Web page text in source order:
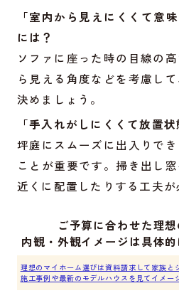
「室内から見えにくくて意
には？
ソファに座った時の目線の
ら見える角度などを考慮し
決めましょう。
「手入れがしにくくて放置
坪庭にスムーズに出入りで
ことが重要です。掃き出し
近くに配置したりする工夫が
ご予算に合わせた理
内観・外観イメージは具体
理想のマイホーム選びは資料請求して家族と
施工事例や最新のモデルハウスを見てイメー